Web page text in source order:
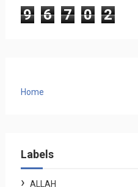
9 6 7 0 2
Home
Labels
ALLAH